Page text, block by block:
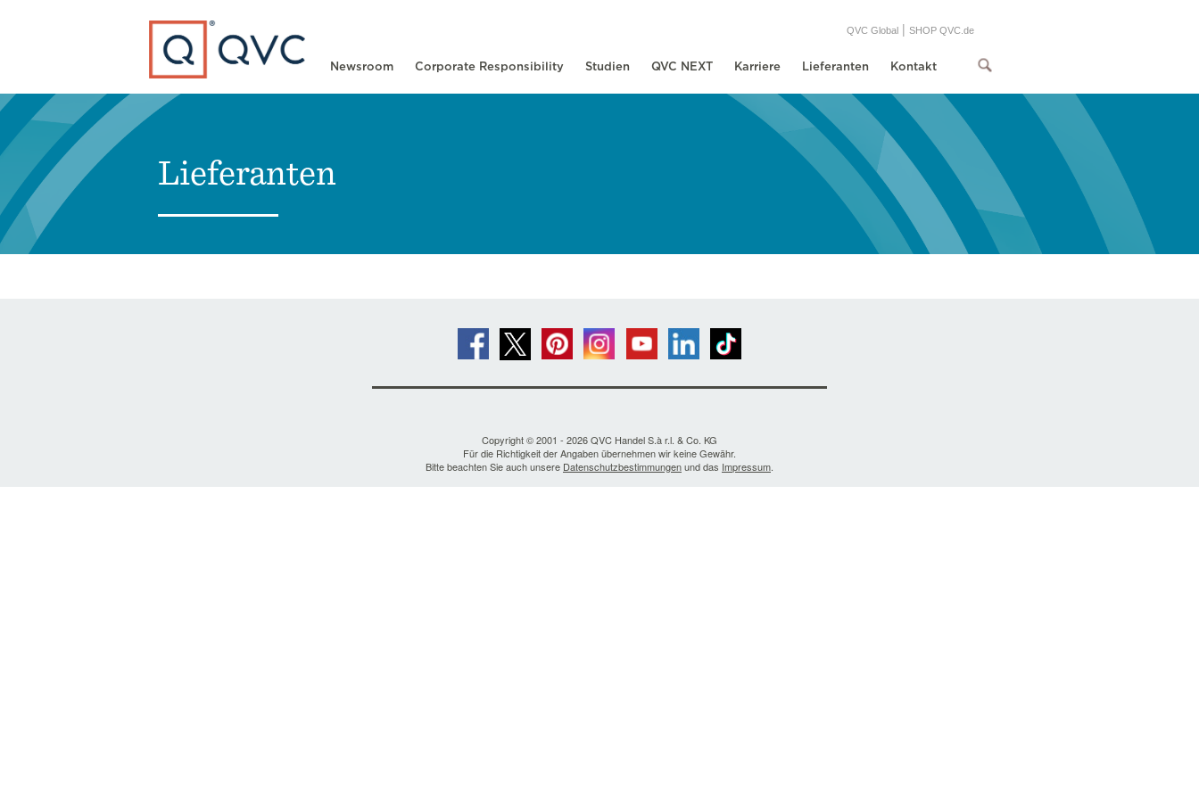
Newsroom Corporate Responsibility Studien QVC NEXT Karriere Lieferanten Kontakt
QVC Global | SHOP QVC.de
Type to search
Lieferanten
Copyright © 2001 - 2026 QVC Handel S.à r.l. & Co. KG
Für die Richtigkeit der Angaben übernehmen wir keine Gewähr.
Bitte beachten Sie auch unsere Datenschutzbestimmungenund das Impressum.